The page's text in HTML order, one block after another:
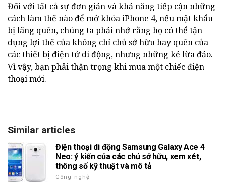
Đối với tất cả sự đơn giản và khả năng tiếp cận những
cách làm thế nào để mở khóa iPhone 4, nếu mật khẩu
bị lãng quên, chúng ta phải nhớ rằng họ có thể tận
dụng lợi thế của không chỉ chủ sở hữu hay quên của
các thiết bị điện tử di động, nhưng những kẻ lừa đảo.
Vì vậy, bạn phải thận trọng khi mua một chiếc điện
thoại mới.
Similar articles
Điện thoại di động Samsung Galaxy Ace 4
Neo: ý kiến của các chủ sở hữu, xem xét,
thông số kỹ thuật và mô tả
Công nghệ